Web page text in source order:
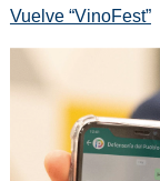
Vuelve “VinoFest”